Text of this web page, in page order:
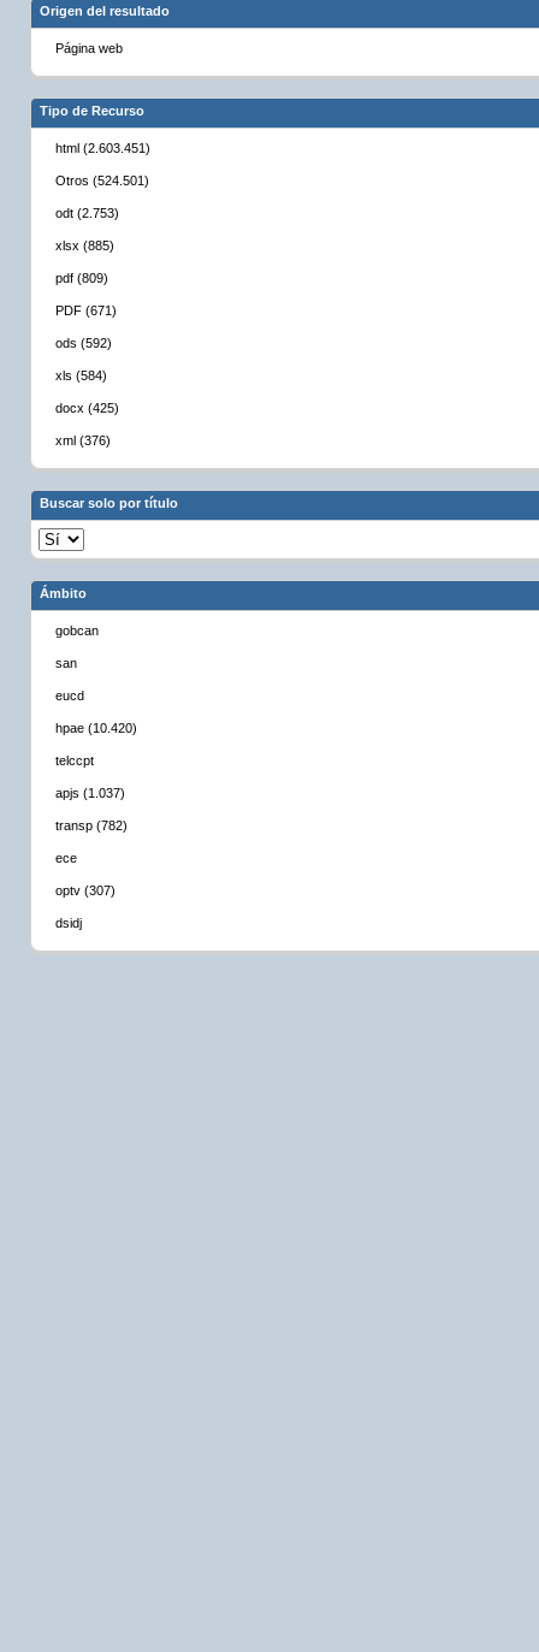
Origen del resultado
Página web
Tipo de Recurso
html (2.603.451)
Otros (524.501)
odt (2.753)
xlsx (885)
pdf (809)
PDF (671)
ods (592)
xls (584)
docx (425)
xml (376)
Buscar solo por título
Ámbito
gobcan
san
eucd
hpae (10.420)
telccpt
apjs (1.037)
transp (782)
ece
optv (307)
dsidj